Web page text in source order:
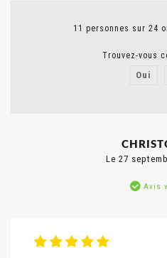
11 personnes sur 24
Trouvez-vous
Oui
Le 27
Avis